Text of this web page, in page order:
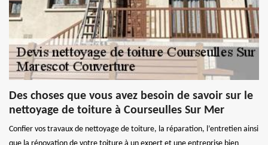
Des choses que vous avez besoin de savoir sur le
nettoyage de toiture à Courseulles Sur Mer
Confier vos travaux de nettoyage de toiture, la réparation, l’entretien ainsi